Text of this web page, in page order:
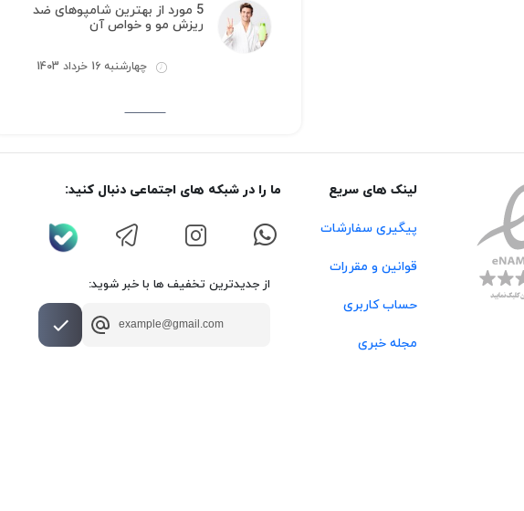
5 مورد از بهترین شامپوهای ضد
ریزش مو و خواص آن
چهارشنبه 16 خرداد 1403
لینک های سریع
پیگیری سفارشات
قوانین و مقررات
حساب کاربری
مجله خبری
ما را در شبکه های اجتماعی دنبال کنید:
از جدیدترین تخفیف ها با خبر شوید: